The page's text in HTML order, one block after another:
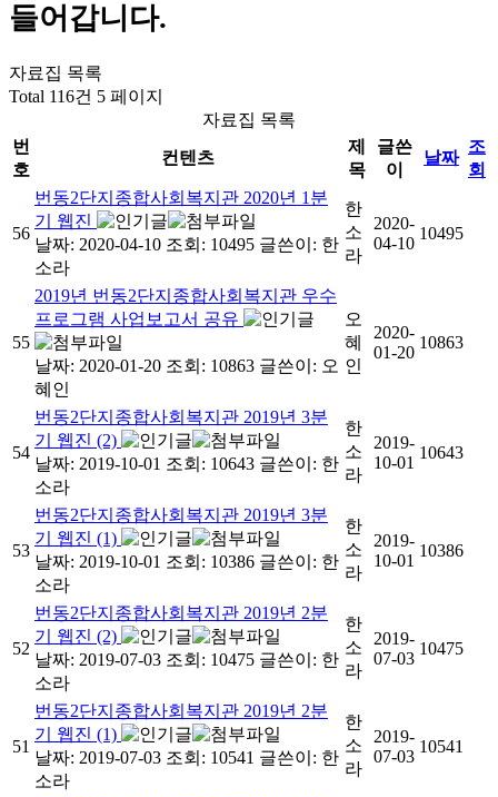
들어갑니다.
자료집 목록
Total 116건 5 페이지
자료집 목록
번
호
컨텐츠
제
목
글쓴
이
날짜
조
회
56
번동2단지종합사회복지관 2020년 1분
기 웹진
날짜: 2020-04-10 조회: 10495 글쓴이: 한
소라
한
소
라
2020-
04-10
10495
55
2019년 번동2단지종합사회복지관 우수
프로그램 사업보고서 공유
날짜: 2020-01-20 조회: 10863 글쓴이: 오
혜인
오
혜
인
2020-
01-20
10863
54
번동2단지종합사회복지관 2019년 3분
기 웹진 (2)
날짜: 2019-10-01 조회: 10643 글쓴이: 한
소라
한
소
라
2019-
10-01
10643
53
번동2단지종합사회복지관 2019년 3분
기 웹진 (1)
날짜: 2019-10-01 조회: 10386 글쓴이: 한
소라
한
소
라
2019-
10-01
10386
52
번동2단지종합사회복지관 2019년 2분
기 웹진 (2)
날짜: 2019-07-03 조회: 10475 글쓴이: 한
소라
한
소
라
2019-
07-03
10475
51
번동2단지종합사회복지관 2019년 2분
기 웹진 (1)
날짜: 2019-07-03 조회: 10541 글쓴이: 한
소라
한
소
라
2019-
07-03
10541